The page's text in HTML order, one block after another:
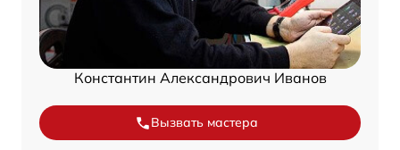
Константин Александрович Иванов
Вызвать мастера